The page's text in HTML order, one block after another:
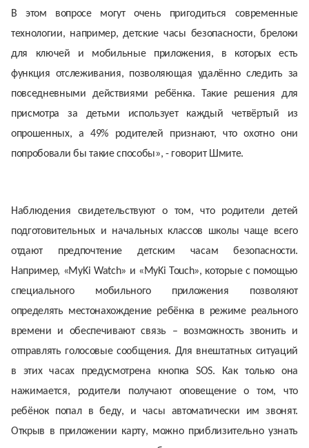
В этом вопросе могут очень пригодиться современные
технологии, например, детские часы безопасности, брелоки
для ключей и мобильные приложения, в которых есть
функция отслеживания, позволяющая удалённо следить за
повседневными действиями ребёнка. Такие решения для
присмотра за детьми использует каждый четвёртый из
опрошенных, а 49% родителей признают, что охотно они
попробовали бы такие способы», - говорит Шмите.
Наблюдения свидетельствуют о том, что родители детей
подготовительных и начальных классов школы чаще всего
отдают предпочтение детским часам безопасности.
Например, «MyKi Watch» и «MyKi Touch», которые с помощью
специального мобильного приложения позволяют
определять местонахождение ребёнка в режиме реального
времени и обеспечивают связь – возможность звонить и
отправлять голосовые сообщения. Для внештатных ситуаций
в этих часах предусмотрена кнопка SOS. Как только она
нажимается, родители получают оповещение о том, что
ребёнок попал в беду, и часы автоматически им звонят.
Открыв в приложении карту, можно приблизительно узнать